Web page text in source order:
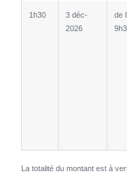
1h30
3 déc-
2026
de
La totalité du montant est à